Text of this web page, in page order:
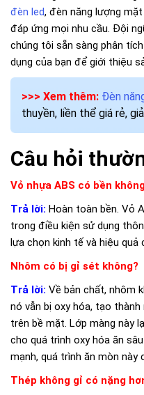
đèn led, đèn năng lượng
đáp ứng mọi nhu cầu. Đội
chúng tôi sẵn sàng phân
dụng của bạn để giới thiệu
>>> Xem thêm: Đèn
thuyền, liền thể giá rẻ,
Câu hỏi
Vỏ nhựa ABS có bền
Trả lời: Hoàn toàn bền. Vỏ
trong điều kiện sử dụng
lựa chọn kinh tế và hiệu quả
Nhôm có bị gỉ sét không?
Trả lời: Về bản chất, nhôm
nó vẫn bị oxy hóa, tạo
trên bề mặt. Lớp màng này
cho quá trình oxy hóa ăn
mạnh, quá trình ăn mòn này
Thép không gỉ có nặng